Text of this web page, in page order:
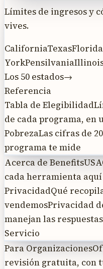
Límites de ingresos y
vives.
CaliforniaTexasFlorida
YorkPensilvania
Los 50 estados→
Referencia
Tabla de Elegibilidad
de cada programa, en
PobrezaLas cifras de
programa te mide
Acerca de BenefitsUSA
cada herramienta
PrivacidadQué
vendemosPrivacidad
manejan las
Servicio
Para Organizaciones
revisión gratuita, con